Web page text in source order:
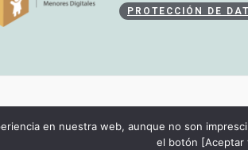
PROTECCIÓN DE
CANAL
DECLARACIÓN DE
en nuestra web, aunque no son
el botón [Aceptar